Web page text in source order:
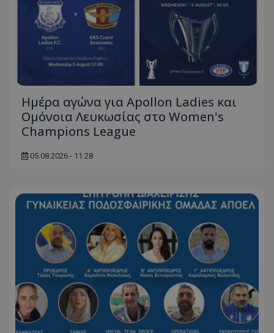
Ημέρα αγώνα για Apollon Ladies και
Ομόνοια Λευκωσίας στο Women's
Champions League
05.08.2026 - 11:28